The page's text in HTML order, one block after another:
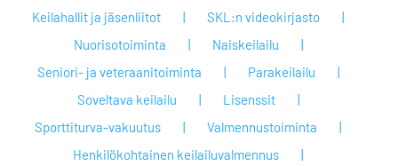
Keilahallit ja jäsenliitot
SKL:n videokirjasto
Nuorisotoiminta
Naiskeilailu
Seniori- ja veteraanitoiminta
Parakeilailu
Soveltava keilailu
Lisenssit
Sporttiturva-vakuutus
Valmennustoiminta
Henkilökohtainen keilailuvalmennus